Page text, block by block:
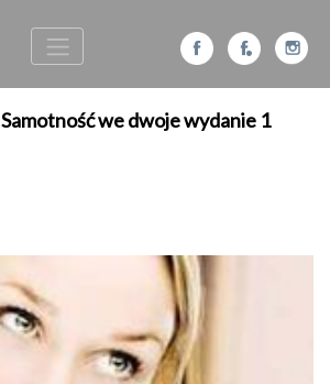
Samotność we dwoje wydanie 1